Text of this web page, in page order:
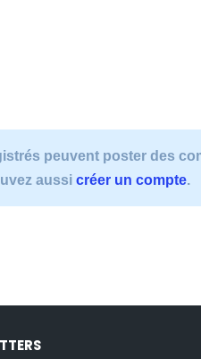
peuvent poster des
aussi créer un compte.